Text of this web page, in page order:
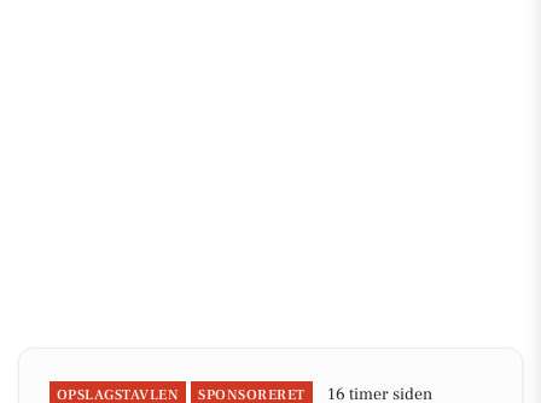
OPSLAGSTAVLEN SPONSORERET 16 timer siden